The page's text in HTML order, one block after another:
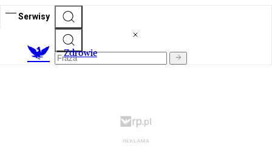
Serwisy
Zdrowie